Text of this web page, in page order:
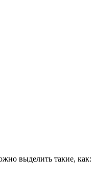
выделить такие,